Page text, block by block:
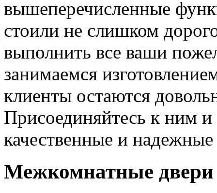
вышеперечисленные
стоили не слишком
выполнить все ваши
занимаемся
клиенты остаются
Присоединяйтесь к ним
качественные и
Межкомнатные двери